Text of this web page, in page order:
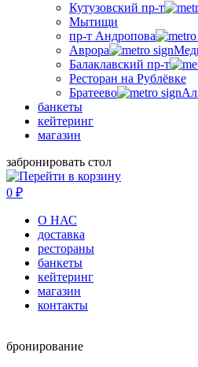
Кутузовский пр-т
Мытищи
пр-т Андропова
Аврора
Балаклавский пр-т
Ресторан на Рублёвке
Братеево
банкеты
кейтеринг
магазин
забронировать стол
0 ₽
О НАС
доставка
рестораны
банкеты
кейтеринг
магазин
контакты
бронирование